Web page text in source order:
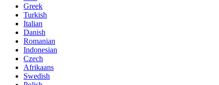
Greek
Turkish
Italian
Danish
Romanian
Indonesian
Czech
Afrikaans
Swedish